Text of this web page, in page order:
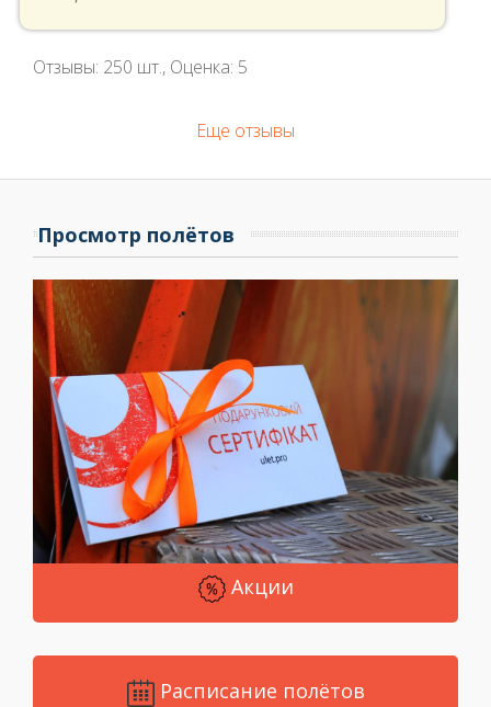
Отзывы: 250 шт., Оценка: 5
Еще отзывы
Просмотр полётов
Акции
Расписание полётов